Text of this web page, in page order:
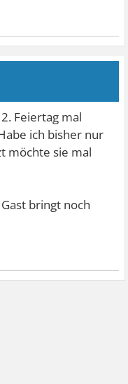
Feiertag mal
ich bisher nur
möchte sie mal
bringt noch